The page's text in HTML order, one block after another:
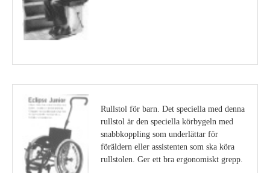
Rullstol för barn. Det speciella med denna
rullstol är den speciella körbygeln med
snabbkoppling som underlättar för
föräldern eller assistenten som ska köra
rullstolen. Ger ett bra ergonomiskt grepp.